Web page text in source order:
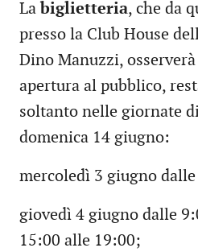
Labiglietteria, che da
presso la Club House
Dino Manuzzi,
apertura al pubblico,
soltanto nelle giornate
domenica 14 giugno:
mercoledì 3 giugno
giovedì 4 giugno dalle
15:00 alle 19:00;